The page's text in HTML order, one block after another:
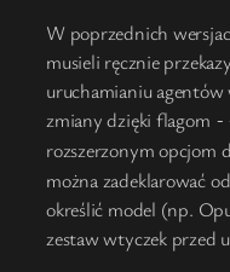
W poprzednich
musieli ręcznie
uruchamianiu
zmiany dzięki flagom
rozszerzonym opcjom
można zadeklarować
określić model (np.
zestaw wtyczek przed